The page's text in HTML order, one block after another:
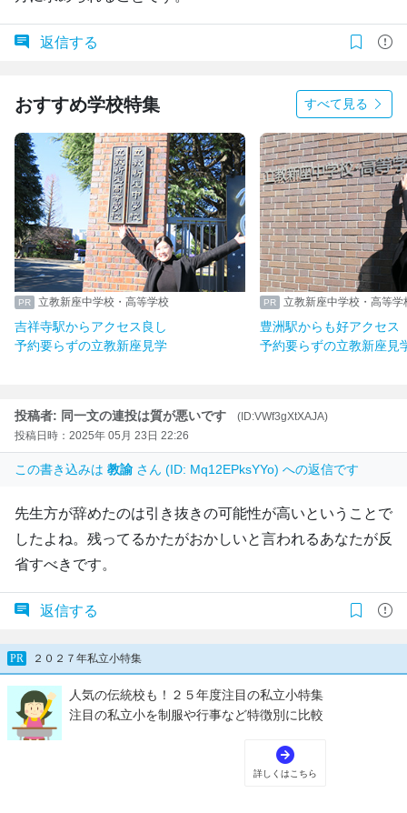
返信する
おすすめ学校特集 すべて見る
立教新座中学校・高等学校
吉祥寺駅からアクセス良し
予約要らずの立教新座見学
立教新座中学校・高等学
豊洲駅からも好アクセス
予約要らずの立教新座見
投稿者: 同一文の連投は質が悪いです
(ID:VWf3gXtXAJA)
投稿日時：2025年 05月 23日 22:26
この書き込みは 教諭 さん (ID: Mq12EPksYYo) への返信です
先生方が辞めたのは引き抜きの可能性が高いということで
したよね。残ってるかたがおかしいと言われるあなたが反
省すべきです。
返信する